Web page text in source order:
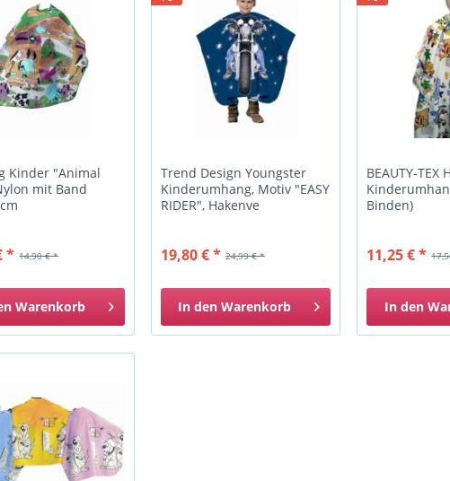
Kinder "Animal
mit Band
14,90 € *
*
Warenkorb
Trend Design Youngster
Kinderumhang, Motiv "EASY
RIDER", Hakenve
24,99 € *
19,80 € *
In den Warenkorb
BEAUTY-TEX
Binden)
11,25 € *
In den